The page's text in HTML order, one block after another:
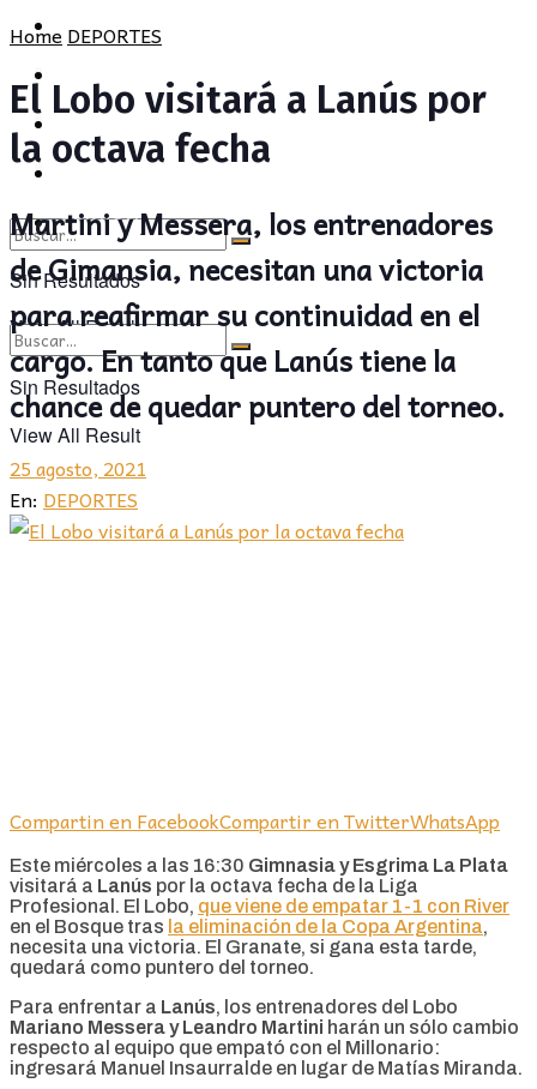
CULTURA
OPINIÓN
Sin Resultados
View All Result
PROVINCIA
OPINIÓN
Sin Resultados
View All Result
HomeDEPORTES
El Lobo visitará a Lanús por
la octava fecha
Martini y Messera, los entrenadores
de Gimansia, necesitan una victoria
para reafirmar su continuidad en el
cargo. En tanto que Lanús tiene la
chance de quedar puntero del torneo.
25 agosto, 2021
En: DEPORTES
Compartin en FacebookCompartir en TwitterWhatsApp
Este miércoles a las 16:30 Gimnasia y Esgrima La Plata
visitará a Lanús por la octava fecha de la Liga
Profesional. El Lobo, que viene de empatar 1-1 con River
en el Bosque tras la eliminación de la Copa Argentina,
necesita una victoria. El Granate, si gana esta tarde,
quedará como puntero del torneo.
Para enfrentar a Lanús, los entrenadores del Lobo
Mariano Messera y Leandro Martini harán un sólo cambio
respecto al equipo que empató con el Millonario:
ingresará Manuel Insaurralde en lugar de Matías Miranda.